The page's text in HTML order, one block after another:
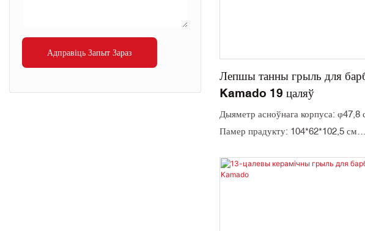
Адправіць Запыт Зараз
Лепшы танны грыль для
Kamado 19 цаляў
Дыяметр асноўнага корпуса: φ47,8
Памер прадукту: 104*62*102,5 см
Кардонная скрынка: 63*57,5*66,5см